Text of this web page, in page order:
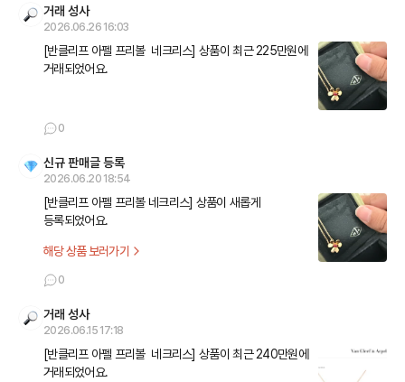
거래 성사
2026.06.26 16:03
[반클리프 아펠 프리볼  네크리스] 상품이 최근 225만원에
거래되었어요.
0
신규 판매글 등록
2026.06.20 18:54
[반클리프 아펠 프리볼 네크리스] 상품이 새롭게
등록되었어요.
해당 상품 보러가기
0
거래 성사
2026.06.15 17:18
[반클리프 아펠 프리볼  네크리스] 상품이 최근 240만원에
거래되었어요.